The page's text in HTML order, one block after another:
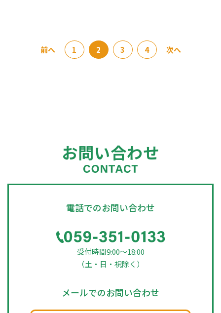
前へ 1 2 3 4 次へ
お問い合わせ
電話でのお問い合わせ
受付時間9:00～18:00
（土・日・祝除く）
メールでのお問い合わせ